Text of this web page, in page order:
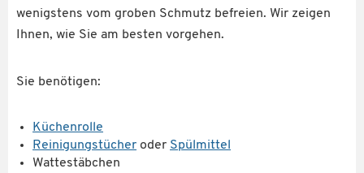
wenigstens vom groben Schmutz befreien. Wir zeigen
Ihnen, wie Sie am besten vorgehen.
Sie benötigen:
Küchenrolle
Reinigungstücher oder Spülmittel
Wattestäbchen